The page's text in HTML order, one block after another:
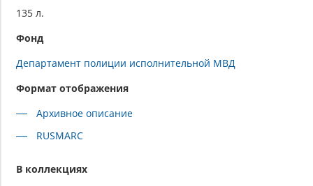
135 л.
Фонд
Департамент полиции исполнительной МВД
Формат отображения
Архивное описание
RUSMARC
В коллекциях